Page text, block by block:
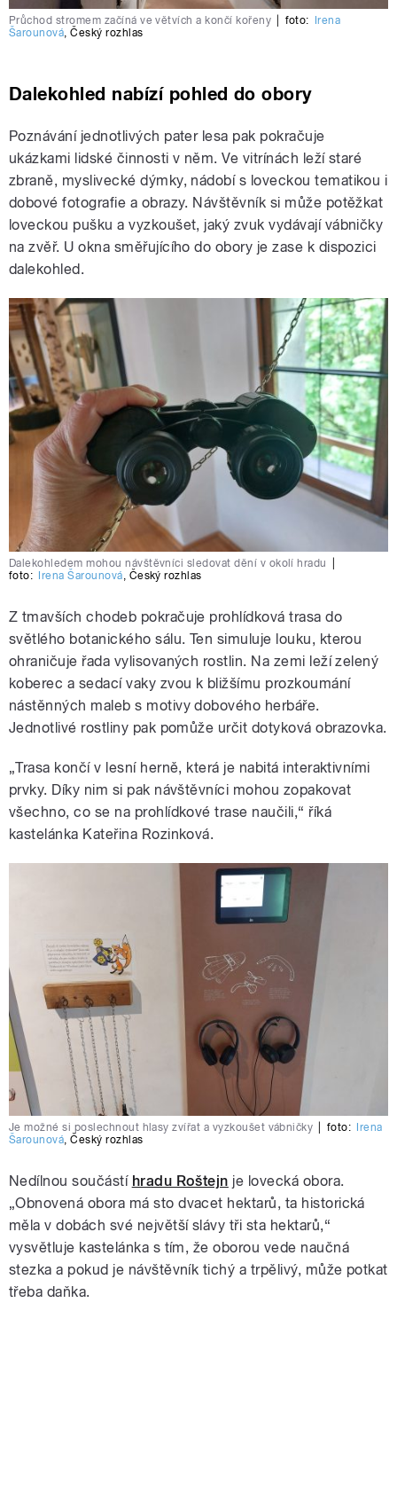
Průchod stromem začíná ve větvích a končí kořeny foto:
Irena
Šarounová,Český rozhlas
Dalekohled nabízí pohled do obory
Poznávání jednotlivých pater lesa pak pokračuje
ukázkami lidské činnosti v něm. Ve vitrínách leží staré
zbraně, myslivecké dýmky, nádobí s loveckou tematikou i
dobové fotografie a obrazy. Návštěvník si může potěžkat
loveckou pušku a vyzkoušet, jaký zvuk vydávají vábničky
na zvěř. U okna směřujícího do obory je zase k dispozici
dalekohled.
Dalekohledem mohou návštěvníci sledovat dění v okolí hradu
foto: Irena Šarounová Český rozhlas
Z tmavších chodeb pokračuje prohlídková trasa do
světlého botanického sálu. Ten simuluje louku, kterou
ohraničuje řada vylisovaných rostlin. Na zemi leží zelený
koberec a sedací vaky zvou k bližšímu prozkoumání
nástěnných maleb s motivy dobového herbáře.
Jednotlivé rostliny pak pomůže určit dotyková obrazovka.
„Trasa končí v lesní herně, která je nabitá interaktivními
prvky. Díky nim si pak návštěvníci mohou zopakovat
všechno, co se na prohlídkové trase naučili,“ říká
kastelánka Kateřina Rozinková.
Je možné si poslechnout hlasy zvířat a vyzkoušet vábničky foto:
Irena
Šarounová,Český rozhlas
Nedílnou součástí hradu Roštejn je lovecká obora.
„Obnovená obora má sto dvacet hektarů, ta historická
měla v dobách své největší slávy tři sta hektarů,“
vysvětluje kastelánka s tím, že oborou vede naučná
stezka a pokud je návštěvník tichý a trpělivý, může potkat
třeba daňka.